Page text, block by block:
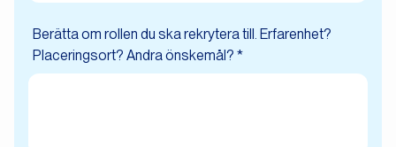
Berätta om rollen du ska rekrytera till. Erfarenhet?
Placeringsort? Andra önskemål? *